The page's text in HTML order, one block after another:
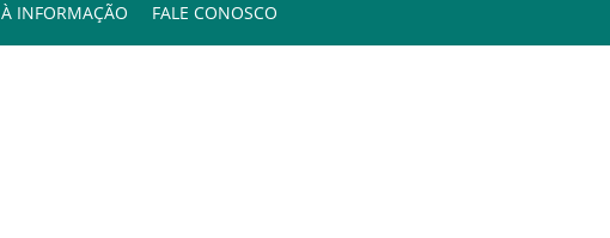
INFORMAÇÃO FALE CONOSCO